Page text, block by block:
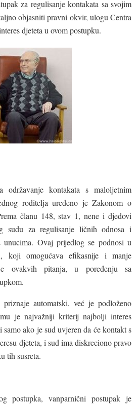
za regulisanje kontakata sa svojim
objasniti pravni okvir, ulogu Centra
djeteta u ovom postupku.
kontakata s maloljetnim
roditelja uređeno je Zakonom o
članu 148, stav 1, nene i djedovi
sudu za regulisanje ličnih odnosa i
unucima. Ovaj prijedlog se podnosi u
koji omogućava efikasnije i manje
ovakvih pitanja, u poređenju sa
automatski, već je podloženo
je najvažniji kriterij najbolji interes
ako je sud uvjeren da će kontakt s
djeteta, i sud ima diskreciono pravo
tih susreta.
postupka, vanparnični postupak je